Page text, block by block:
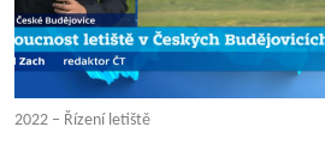
2022 – Řízení letiště